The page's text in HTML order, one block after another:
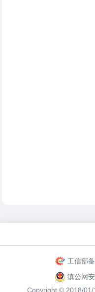
工信部
滇公网
Copyright © 2018/01/